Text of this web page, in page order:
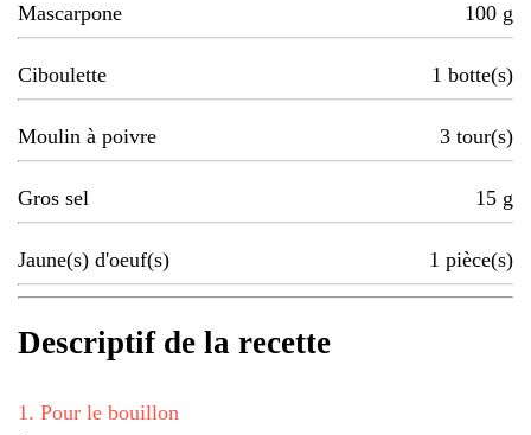
Mascarpone 100 g
Ciboulette 1 botte(s)
Moulin à poivre 3 tour(s)
Gros sel 15 g
Jaune(s) d'oeuf(s) 1 pièce(s)
Descriptif de la recette
1 . Pour le bouillon